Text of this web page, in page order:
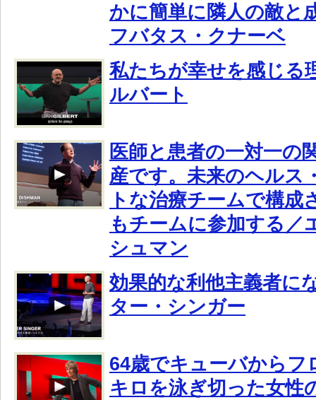
かに簡単に隣人の敵と
フバタス・クナーベ
私たちが幸せを感じる
ルバート
医師と患者の一対一の
産です。未来のヘルス
トな治療チームで構成
もチームに参加する／
シュマン
効果的な利他主義者に
ター・シンガー
64歳でキューバからフ
キロを泳ぎ切った女性